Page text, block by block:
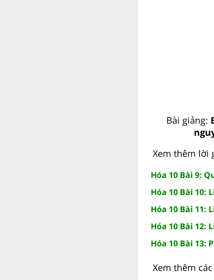
Bài giảng:
Xem thêm lời
Hóa 10 Bài 9:
Hóa 10 Bài 10:
Hóa 10 Bài 11:
Hóa 10 Bài 12:
Hóa 10 Bài 13:
Xem thêm